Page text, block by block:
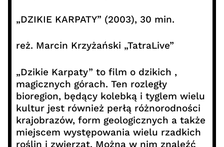
„DZIKIE KARPATY” (2003), 30 min.
reż. Marcin Krzyżański „TatraLive”
„Dzikie Karpaty” to film o dzikich ,
magicznych górach. Ten rozległy
bioregion, będący kolebką i tyglem wielu
kultur jest również perłą różnorodności
krajobrazów, form geologicznych a także
miejscem występowania wielu rzadkich
roślin i zwierząt. Można w nim znaleźć